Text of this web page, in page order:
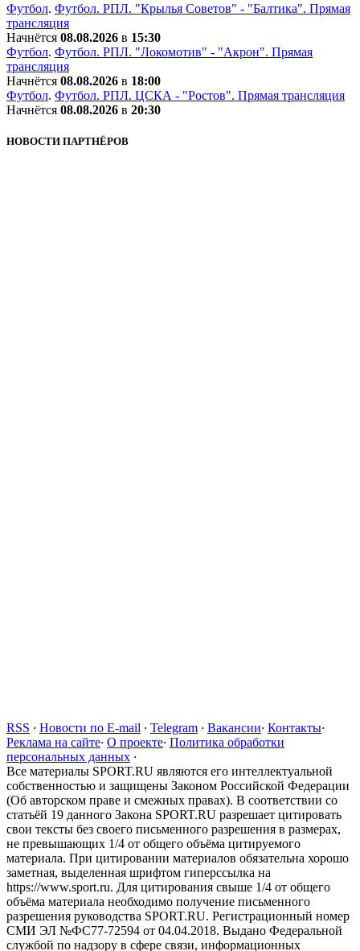
Футбол. Футбол. РПЛ. "Крылья Советов" - "Балтика". Прямая
трансляция
Начнётся 08.08.2026 в 15:30
Футбол. Футбол. РПЛ. "Локомотив" - "Акрон". Прямая
трансляция
Начнётся 08.08.2026 в 18:00
Футбол. Футбол. РПЛ. ЦСКА - "Ростов". Прямая трансляция
Начнётся 08.08.2026 в 20:30
НОВОСТИ ПАРТНЁРОВ
RSS · Новости по E-mail · Telegram · Вакансии· Контакты·
Реклама на сайте· О проекте· Политика обработки
персональных данных ·
Все материалы SPORT.RU являются его интеллектуальной
собственностью и защищены Законом Российской Федерации
(Об авторском праве и смежных правах). В соответствии со
статьёй 19 данного Закона SPORT.RU разрешает цитировать
свои тексты без своего письменного разрешения в размерах,
не превышающих 1/4 от общего объёма цитируемого
материала. При цитировании материалов обязательна хорошо
заметная, выделенная шрифтом гиперссылка на
https://www.sport.ru. Для цитирования свыше 1/4 от общего
объёма материала необходимо получение письменного
разрешения руководства SPORT.RU. Регистрационный номер
СМИ ЭЛ №ФС77-72594 от 04.04.2018. Выдано Федеральной
службой по надзору в сфере связи, информационных